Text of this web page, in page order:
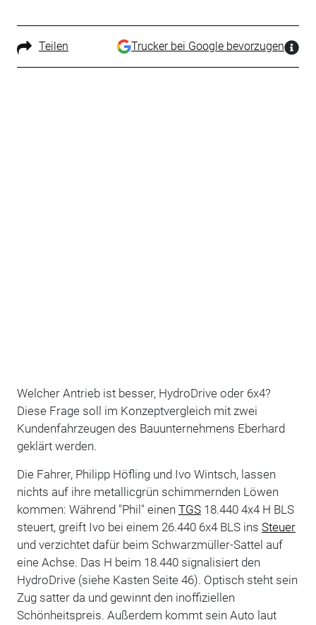
Teilen Trucker bei Google bevorzugen
Welcher Antrieb ist besser, HydroDrive oder 6x4?
Diese Frage soll im Konzeptvergleich mit zwei
Kundenfahrzeugen des Bauunternehmens Eberhard
geklärt werden.
Die Fahrer, Philipp Höfling und Ivo Wintsch, lassen
nichts auf ihre metallicgrün schimmernden Löwen
kommen: Während "Phil" einen TGS18.440 4x4 H BLS
steuert, greift Ivo bei einem 26.440 6x4 BLS ins Steuer
und verzichtet dafür beim Schwarzmüller-Sattel auf
eine Achse. Das H beim 18.440 signalisiert den
HydroDrive (siehe Kasten Seite 46). Optisch steht sein
Zug satter da und gewinnt den inoffiziellen
Schönheitspreis. Außerdem kommt sein Auto laut